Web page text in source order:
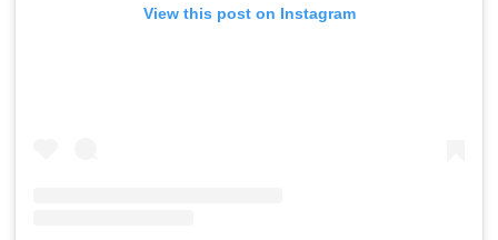
View this post on Instagram